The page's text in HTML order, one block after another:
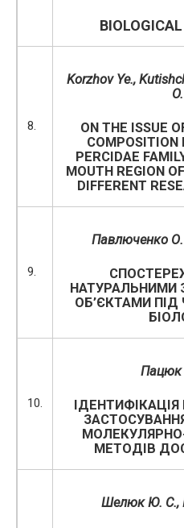
8.
Korzhov Ye.,
O.
ON THE ISSUE
COMPOSITION
PERCIDAE
MOUTH REGION
DIFFERENT
9.
Павлюченко
НАТУРАЛЬНИМИ
ОБ’ЄКТАМИ ПІД
10.
Пацюк
МЕТОДІВ
Шелюк Ю. С.,